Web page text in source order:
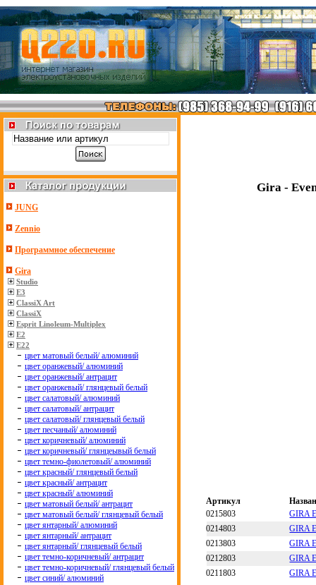
JUNG
Zennio
Программное обеспечение
Gira
Studio
E3
ClassiX Art
ClassiX
Esprit Linoleum-Multiplex
E2
E22
цвет матовый белый/ алюминий
цвет оранжевый/ алюминий
цвет оранжевый/ антрацит
цвет оранжевый/ глянцевый белый
цвет салатовый/ алюминий
цвет салатовый/ антрацит
цвет салатовый/ глянцевый белый
цвет песчаный/ алюминий
цвет коричневый/ алюминий
цвет коричневый/ глянцеывый белый
цвет темно-фиолетовый/ алюминий
цвет красный/ глянцевый белый
цвет красный/ антрацит
цвет красный/ алюминий
цвет матовый белый/ антрацит
цвет матовый белый/ глянцевый белый
цвет янтарный/ алюминий
цвет янтарный/ антрацит
цвет янтарный/ глянцевый белый
цвет темно-коричневый/ антрацит
цвет темно-коричневый/ глянцевый белый
цвет синий/ алюминий
Gira -
Артикул
0215803
GIRA
0214803
GIRA
0213803
GIRA
0212803
GIRA
0211803
GIRA